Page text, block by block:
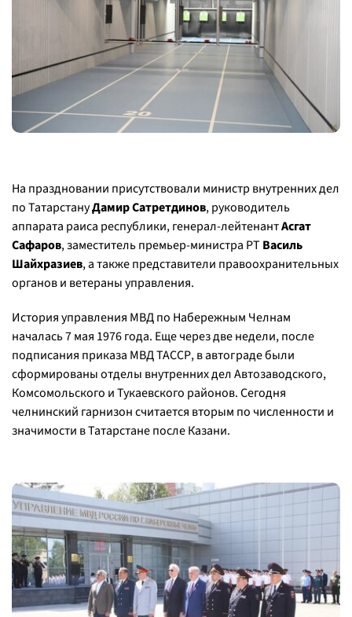
На праздновании присутствовали министр внутренних дел
по ТатарстануДамир Сатретдинов, руководитель
аппарата раиса республики, генерал-лейтенантАсгат
Сафаров, заместитель премьер-министра РТ Василь
Шайхразиев, а также представители правоохранительных
органов и ветераны управления.
История управления МВД по Набережным Челнам
началась 7 мая 1976 года. Еще через две недели, после
подписания приказа МВД ТАССР, в автограде были
сформированы отделы внутренних дел Автозаводского,
Комсомольского и Тукаевского районов. Сегодня
челнинский гарнизон считается вторым по численности и
значимости в Татарстане после Казани.